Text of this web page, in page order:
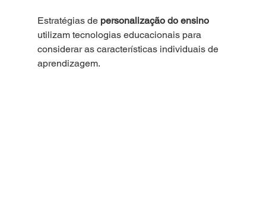
Estratégias de personalização do ensino
utilizam tecnologias educacionais para
considerar as características individuais de
aprendizagem.